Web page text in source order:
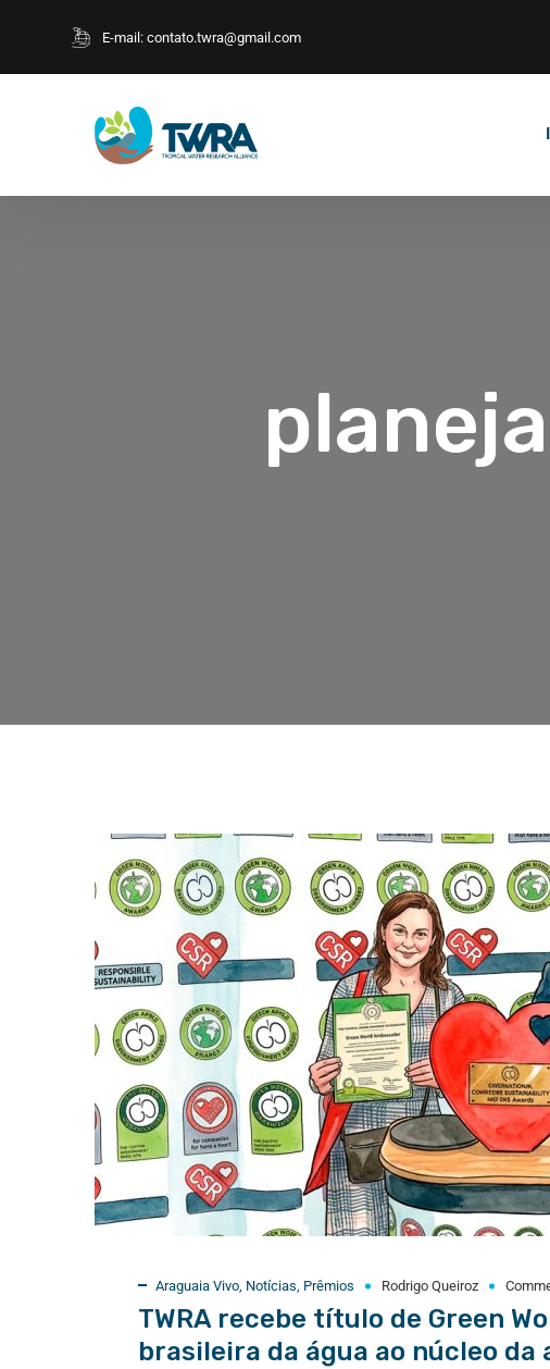
E-mail: contato.twra@gmail.com
Araguaia Vivo, Notícias, Prêmios Rodrigo Queiroz
TWRA recebe título de Green
brasileira da água ao núcleo